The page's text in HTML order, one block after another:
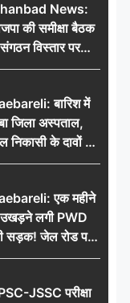
News:
की समीक्षा बैठक
विस्तार पर
बीडीओ से
का विवरण
बारिश में
जिला अस्पताल,
निकासी के दावों की
पोल
एक महीने
लगी PWD
सड़क! जेल रोड पर
ने खोली निर्माण
उठी मांगJSSC परीक्षा